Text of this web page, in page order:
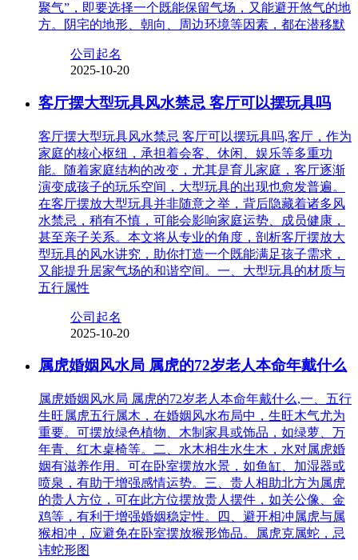
聚气”，即要选择一个既能保留气场，又能避开煞气的地
方。阴宅的地形、朝向、周边环境等因素，都在潜移默
公司起名
2025-10-20
客厅摆大型玩具风水禁忌 客厅可以摆玩具吗
客厅摆大型玩具风水禁忌 客厅可以摆玩具吗,客厅，作为
家庭的核心枢纽，承担着会客、休闲、娱乐等多重功
能。随着家庭结构的改变，尤其是育儿家庭，客厅逐渐
演变成孩子的玩乐空间，大型玩具的出现也愈发普遍。
在客厅摆放大型玩具并非随意之举，背后隐藏着诸多风
水禁忌，稍有不慎，可能会影响家庭运势、成员健康，
甚至亲子关系。本文将从专业的角度，剖析客厅摆放大
型玩具的风水讲究，助你打造一个既能满足孩子需求，
又能提升居家气场的和谐空间。一、大型玩具的材质与
五行属性
公司起名
2025-10-20
属虎婚姻风水局 属虎的72岁老人本命年戴什么
属虎婚姻风水局 属虎的72岁老人本命年戴什么,一、五行
生旺属虎五行属木，在婚姻风水布局中，生旺木气尤为
重要。可摆放绿色植物、木制家具或饰品，如绿萝、万
年青、红木桌椅等。二、水木相生水生木，水对属虎婚
姻有滋养作用。可在卧室摆放水景，如鱼缸、加湿器或
喷泉，有助于增强感情运势。三、贵人相助北方为属虎
的贵人方位，可在此方位摆放贵人摆件，如关公像、金
鸡等，有利于增强婚姻稳定性。四、避开相冲属虎与属
猴相冲，应避免在卧室摆放猴形饰品。属虎克属蛇，忌
讳蛇形图